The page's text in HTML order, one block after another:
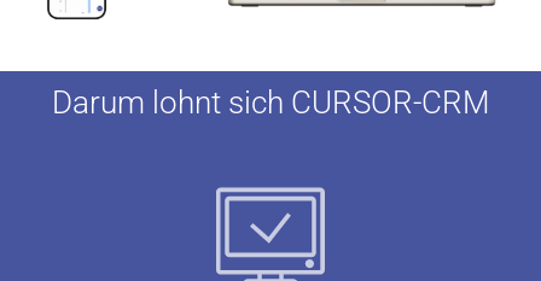
Darum lohnt sich CURSOR-CRM